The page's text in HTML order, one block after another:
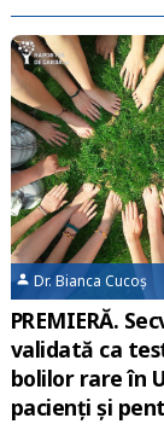
Dr. Bianca
PREMIERĂ.
validată ca
bolilor rare în
pacienți și